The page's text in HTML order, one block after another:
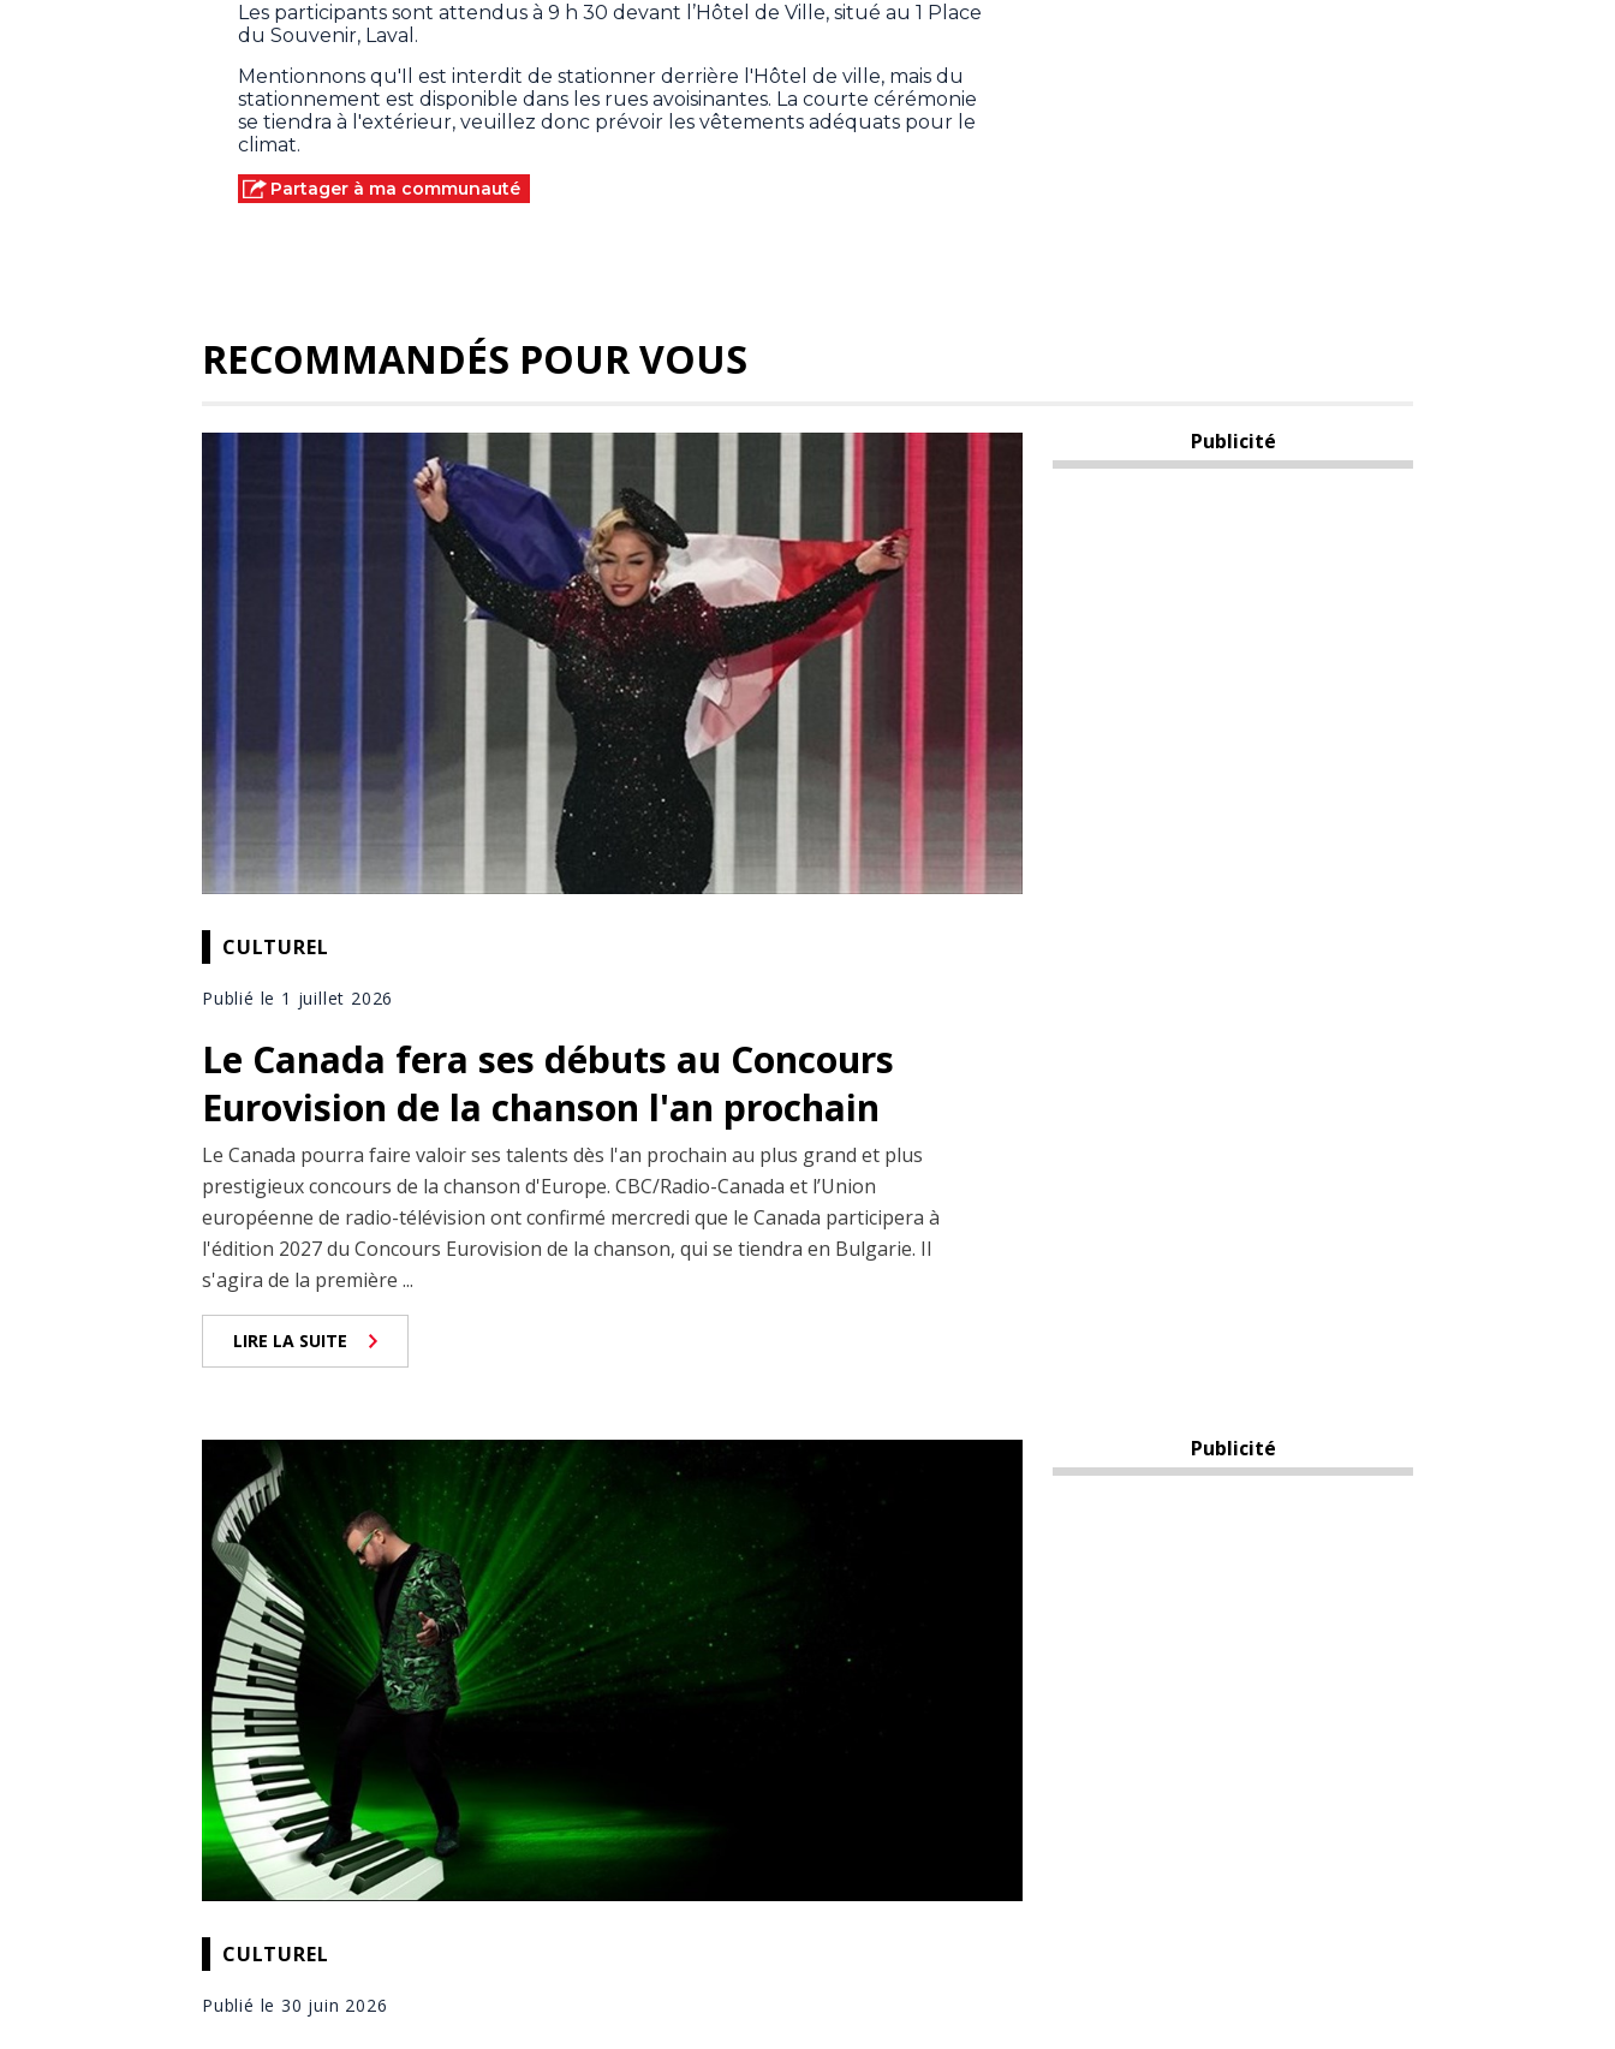
Les participants sont attendus à 9 h 30 devant l’Hôtel de Ville, situé au 1 Place
du Souvenir, Laval.
Mentionnons qu'Il est interdit de stationner derrière l'Hôtel de ville, mais du
stationnement est disponible dans les rues avoisinantes. La courte cérémonie
se tiendra à l'extérieur, veuillez donc prévoir les vêtements adéquats pour le
climat.
Partager à ma communauté
RECOMMANDÉS POUR VOUS
CULTUREL
Publié le 1 juillet 2026
Le Canada fera ses débuts au Concours
Eurovision de la chanson l'an prochain
Le Canada pourra faire valoir ses talents dès l'an prochain au plus grand et plus
prestigieux concours de la chanson d'Europe. CBC/Radio-Canada et l’Union
européenne de radio-télévision ont confirmé mercredi que le Canada participera à
l'édition 2027 du Concours Eurovision de la chanson, qui se tiendra en Bulgarie. Il
s'agira de la première ...
LIRE LA SUITE
Publicité
CULTUREL
Publié le 30 juin 2026
Publicité